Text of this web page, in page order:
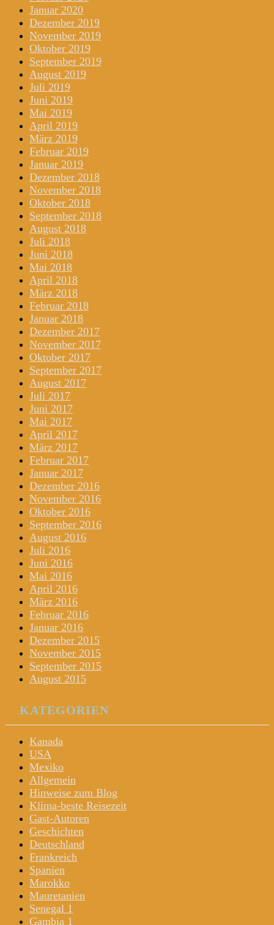
Januar 2020
Dezember 2019
November 2019
Oktober 2019
September 2019
August 2019
Juli 2019
Juni 2019
Mai 2019
April 2019
März 2019
Februar 2019
Januar 2019
Dezember 2018
November 2018
Oktober 2018
September 2018
August 2018
Juli 2018
Juni 2018
Mai 2018
April 2018
März 2018
Februar 2018
Januar 2018
Dezember 2017
November 2017
Oktober 2017
September 2017
August 2017
Juli 2017
Juni 2017
Mai 2017
April 2017
März 2017
Februar 2017
Januar 2017
Dezember 2016
November 2016
Oktober 2016
September 2016
August 2016
Juli 2016
Juni 2016
Mai 2016
April 2016
März 2016
Februar 2016
Januar 2016
Dezember 2015
November 2015
September 2015
August 2015
KATEGORIEN
Kanada
USA
Mexiko
Allgemein
Hinweise zum Blog
Klima-beste Reisezeit
Gast-Autoren
Geschichten
Deutschland
Frankreich
Spanien
Marokko
Mauretanien
Senegal 1
Gambia 1